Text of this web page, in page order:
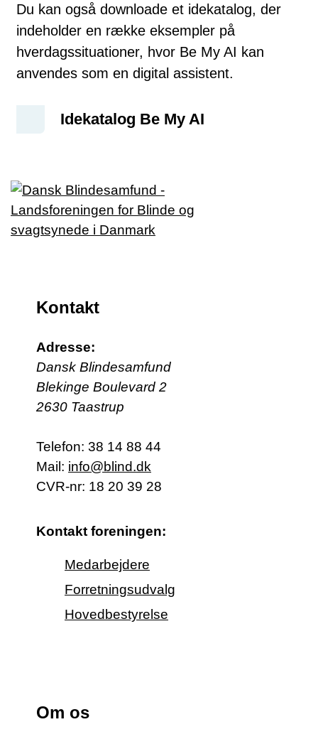
Du kan også downloade et idekatalog, der
indeholder en række eksempler på
hverdagssituationer, hvor Be My AI kan
anvendes som en digital assistent.
Idekatalog Be My AI
Kontakt
Adresse:
Dansk Blindesamfund
Blekinge Boulevard 2
2630 Taastrup
Telefon: 38 14 88 44
Mail: info@blind.dk
CVR-nr: 18 20 39 28
Kontakt foreningen:
Medarbejdere
Forretningsudvalg
Hovedbestyrelse
Om os